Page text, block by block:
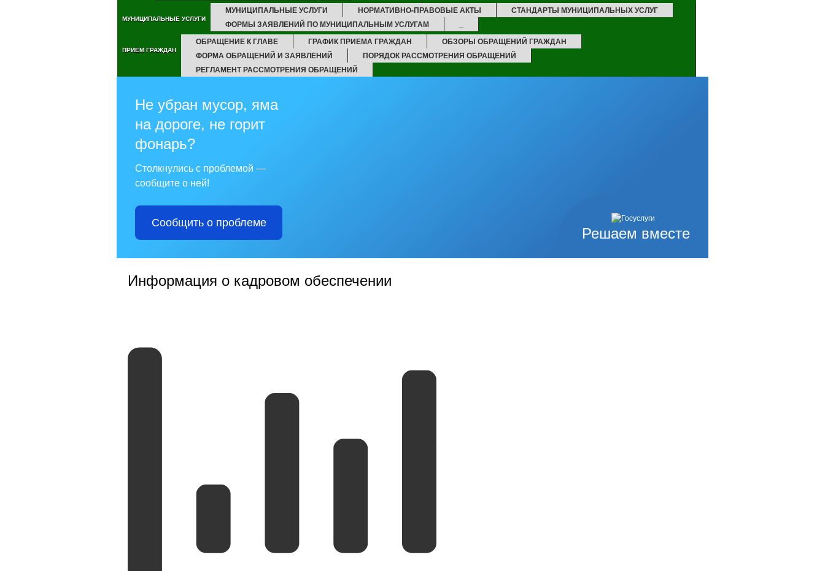
МУНИЦИПАЛЬНЫЕ УСЛУГИ
МУНИЦИПАЛЬНЫЕ УСЛУГИ НОРМАТИВНО-ПРАВОВЫЕ АКТЫ
СТАНДАРТЫ МУНИЦИПАЛЬНЫХ УСЛУГ
ФОРМЫ ЗАЯВЛЕНИЙ ПО МУНИЦИПАЛЬНЫМ УСЛУГАМ
ПРИЕМ ГРАЖДАН
ОБРАЩЕНИЕ К ГЛАВЕ ГРАФИК ПРИЕМА ГРАЖДАН
ОБЗОРЫ ОБРАЩЕНИЙ ГРАЖДАН
ФОРМА ОБРАЩЕНИЙ И ЗАЯВЛЕНИЙ
ПОРЯДОК РАССМОТРЕНИЯ ОБРАЩЕНИЙ
РЕГЛАМЕНТ РАССМОТРЕНИЯ ОБРАЩЕНИЙ
Решаем вместе
Не убран мусор, яма
на дороге, не горит
фонарь?
Столкнулись с проблемой —
сообщите о ней!
Сообщить о проблеме
Информация о кадровом обеспечении